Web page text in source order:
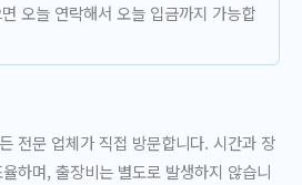
오늘 연락해서 오늘 입금까지 가능합
전문 업체가 직접 방문합니다. 시간과 장
하며, 출장비는 별도로 발생하지 않습니